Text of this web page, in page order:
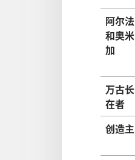
阿尔法
和奥米
加
万古长
在者
创造主